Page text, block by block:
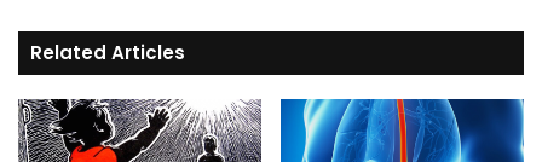
Related Articles